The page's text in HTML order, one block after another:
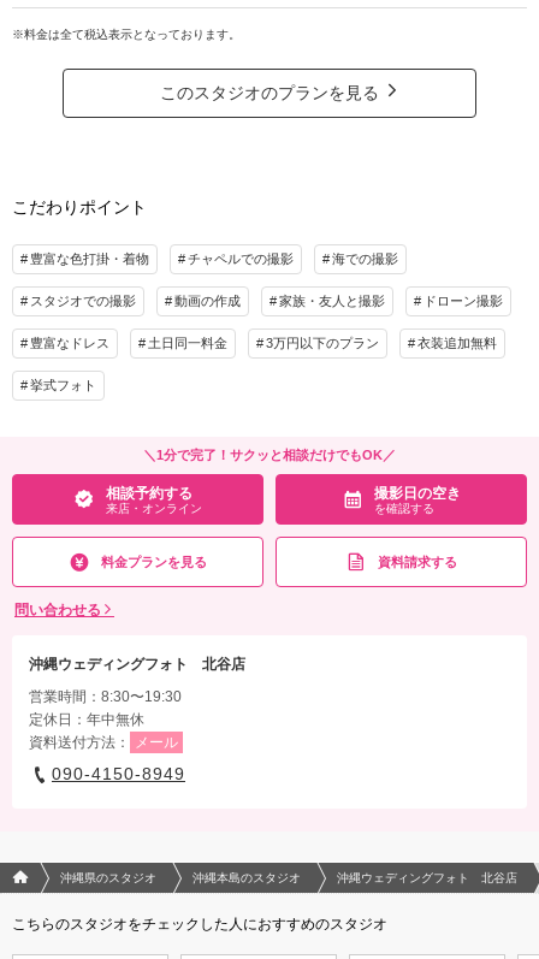
【土日祝などの曜日の追加料金不要でいつでも同じ料金】
プラン詳細
衣装追加
その他含むもの
【全ての衣装選択可能、追加料金なし、】ドレス衣装お持込料無料、ブーケ、ブート
ニア、ヘアアクセサリー、ネックレス、イヤリング、無料レンタル付き、撮影小物レ
ンタル、撮影アイテム持込料無料、雨天保証、お写真編集、専任アテンド、【撮影デ
ータダウンロードURL納品】
【追加料金なし】 ウェディングフォトがお得に撮影！！白無垢、色打掛ヘアメ
イク、男性衣装、小物、撮影データ150カット全て込み込み
データ1５０カットお渡し
衣装もアップグレード料金なし
雨天時日程変更 無料
プラン詳細
撮影料 新婦衣装2着 新郎衣装2着
着付け
アルバム
その他含むもの
ニア、ヘアアクセサリー、ネックレス、イヤリング、無料レンタル付き、撮影小物レ
ンタル、撮影アイテム持込料無料、雨天保証、お写真編集、専任アテンド、【撮影デ
ータダウンロードURL納品】
相談予約する
来店・オンライン
※料金は全て税込表示となっております。
このスタジオのプランを見る
こだわりポイント
豊富な色打掛・着物 チャペルでの撮影 海での撮影
スタジオでの撮影 動画の作成 家族・友人と撮影 ドローン撮影
豊富なドレス 土日同一料金 3万円以下のプラン 衣装追加無料
挙式フォト
＼1分で完了！サクッと相談だけでもOK／
相談予約する
来店・オンライン
撮影日の空き
を確認する
料金プランを見る 資料請求する
問い合わせる
沖縄ウェディングフォト 北谷店
営業時間：8:30〜19:30
定休日：年中無休
資料送付方法：
メール
090-4150-8949
フォトウエディング/結婚写真のPhotorait ホーム
沖縄県のスタジオ 沖縄本島のスタジオ 沖縄ウェディングフォト 北谷店
こちらのスタジオをチェックした人におすすめのスタジオ